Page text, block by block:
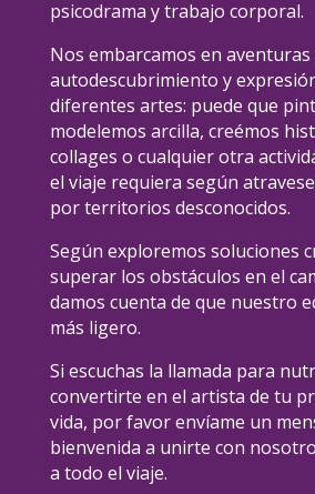
psicodrama y trabajo corporal.
Nos embarcamos en aventuras
autodescubrimiento y
diferentes artes: puede que
modelemos arcilla, creémos
collages o cualquier otra
el viaje requiera según
por territorios desconocidos.
Según exploremos soluciones
superar los obstáculos en el
damos cuenta de que nuestro
más ligero.
Si escuchas la llamada para
convertirte en el artista de tu
vida, por favor envíame un
bienvenida a unirte con
a todo el viaje.